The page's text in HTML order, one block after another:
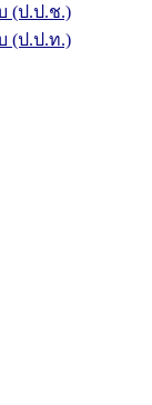
(ป.ป.ช.)
(ป.ป.ท.)